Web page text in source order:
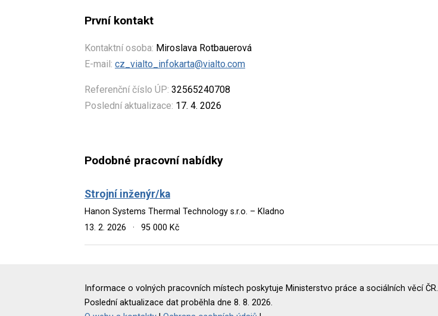
První kontakt
Kontaktní osoba: Miroslava Rotbauerová
E-mail: cz_vialto_infokarta@vialto.com
Referenční číslo ÚP: 32565240708
Poslední aktualizace: 17. 4. 2026
Podobné pracovní nabídky
Strojní inženýr/ka
Hanon Systems Thermal Technology s.r.o. – Kladno
13. 2. 2026
· 95 000 Kč
Informace o volných pracovních místech poskytuje Ministerstvo práce a sociálních věcí ČR.
Poslední aktualizace dat proběhla dne 8. 8. 2026.